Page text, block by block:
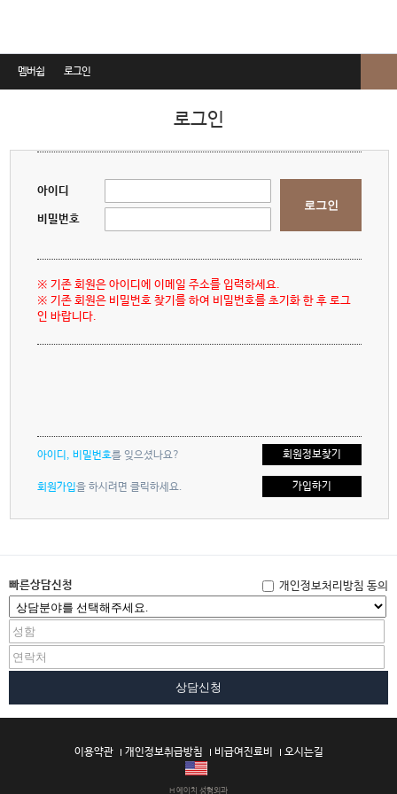
멤버쉽 로그인
회원정보찾기
비급여진료비안내
로그인
아이디
비밀번호
로그인
※ 기존 회원은 아이디에 이메일 주소를 입력하세요.
※ 기존 회원은 비밀번호 찾기를 하여 비밀번호를 초기화 한 후 로그
인 바랍니다.
아이디, 비밀번호를 잊으셨나요? 회원정보찾기
회원가입을 하시려면 클릭하세요. 가입하기
빠른상담신청 개인정보처리방침 동의
상담신청
이용약관 개인정보취급방침 비급여진료비 오시는길
H 에이치 성형외과